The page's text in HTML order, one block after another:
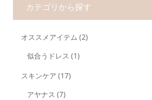
カテゴリから探す
オススメアイテム (2)
似合うドレス (1)
スキンケア (17)
アヤナス (7)